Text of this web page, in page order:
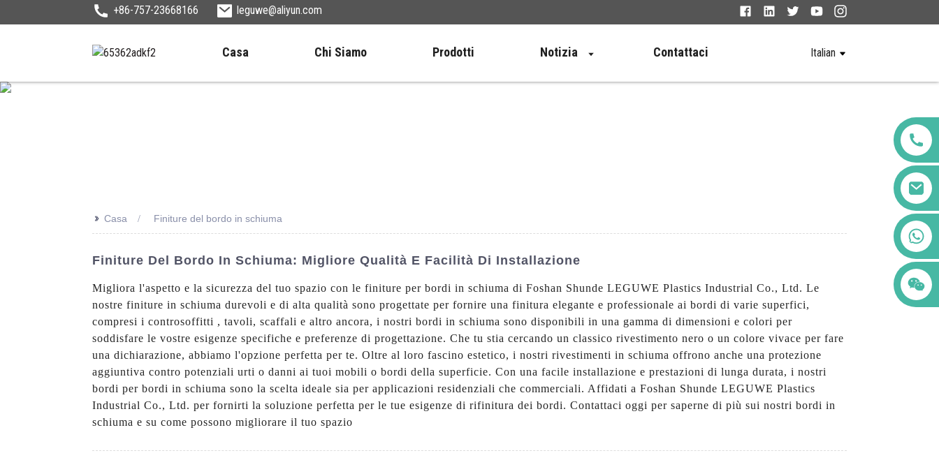
+86-757-23668166 leguwe@aliyun.com
Casa Chi Siamo Prodotti Notizia Contattaci Italian
+86 123456789122
>> Casa Finiture del bordo in schiuma
Finiture Del Bordo In Schiuma: Migliore Qualità E Facilità Di Installazione
Migliora l'aspetto e la sicurezza del tuo spazio con le finiture per bordi in schiuma di Foshan Shunde LEGUWE Plastics Industrial Co., Ltd. Le
nostre finiture in schiuma durevoli e di alta qualità sono progettate per fornire una finitura elegante e professionale ai bordi di varie superfici,
compresi i controsoffitti , tavoli, scaffali e altro ancora, i nostri bordi in schiuma sono disponibili in una gamma di dimensioni e colori per
soddisfare le vostre esigenze specifiche e preferenze di progettazione. Che tu stia cercando un classico rivestimento nero o un colore vivace per fare
una dichiarazione, abbiamo l'opzione perfetta per te. Oltre al loro fascino estetico, i nostri rivestimenti in schiuma offrono anche una protezione
aggiuntiva contro potenziali urti o danni ai tuoi mobili o bordi della superficie. Con una facile installazione e prestazioni di lunga durata, i nostri
bordi per bordi in schiuma sono la scelta ideale sia per applicazioni residenziali che commerciali. Affidati a Foshan Shunde LEGUWE Plastics
Industrial Co., Ltd. per fornirti la soluzione perfetta per le tue esigenze di rifinitura dei bordi. Contattaci oggi per saperne di più sui nostri bordi in
schiuma e su come possono migliorare il tuo spazio